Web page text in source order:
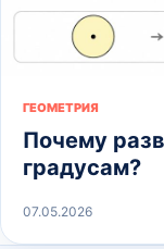
ГЕОМЕТРИЯ
Почему
градусам?
07.05.2026